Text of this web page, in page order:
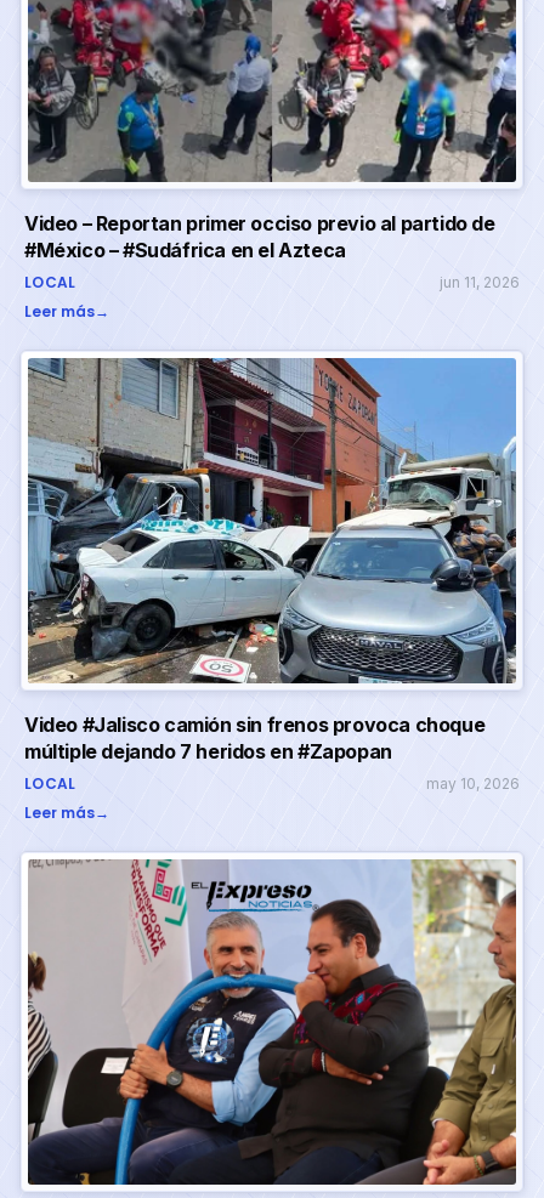
Video – Reportan primer occiso previo al partido de
#México – #Sudáfrica en el Azteca
LOCAL jun 11, 2026
Leer más→
Video #Jalisco camión sin frenos provoca choque
múltiple dejando 7 heridos en #Zapopan
LOCAL may 10, 2026
Leer más→